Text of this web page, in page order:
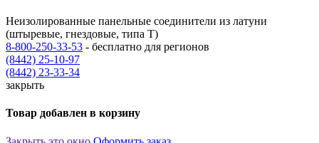
Неизолированные панельные соединители из латуни
(штыревые, гнездовые, типа Т)
8-800-250-33-53 - бесплатно для регионов
(8442) 25-10-97
(8442) 23-33-34
закрыть
Товар добавлен в корзину